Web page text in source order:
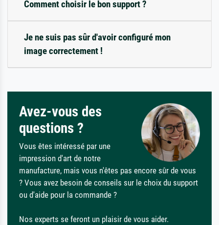
Comment choisir le bon support ?
Je ne suis pas sûr d'avoir configuré mon
image correctement !
Avez-vous des
questions ?
Vous êtes intéressé par une
impression d'art de notre
manufacture, mais vous n'êtes pas encore sûr de vous
? Vous avez besoin de conseils sur le choix du support
ou d'aide pour la commande ?
Nos experts se feront un plaisir de vous aider.